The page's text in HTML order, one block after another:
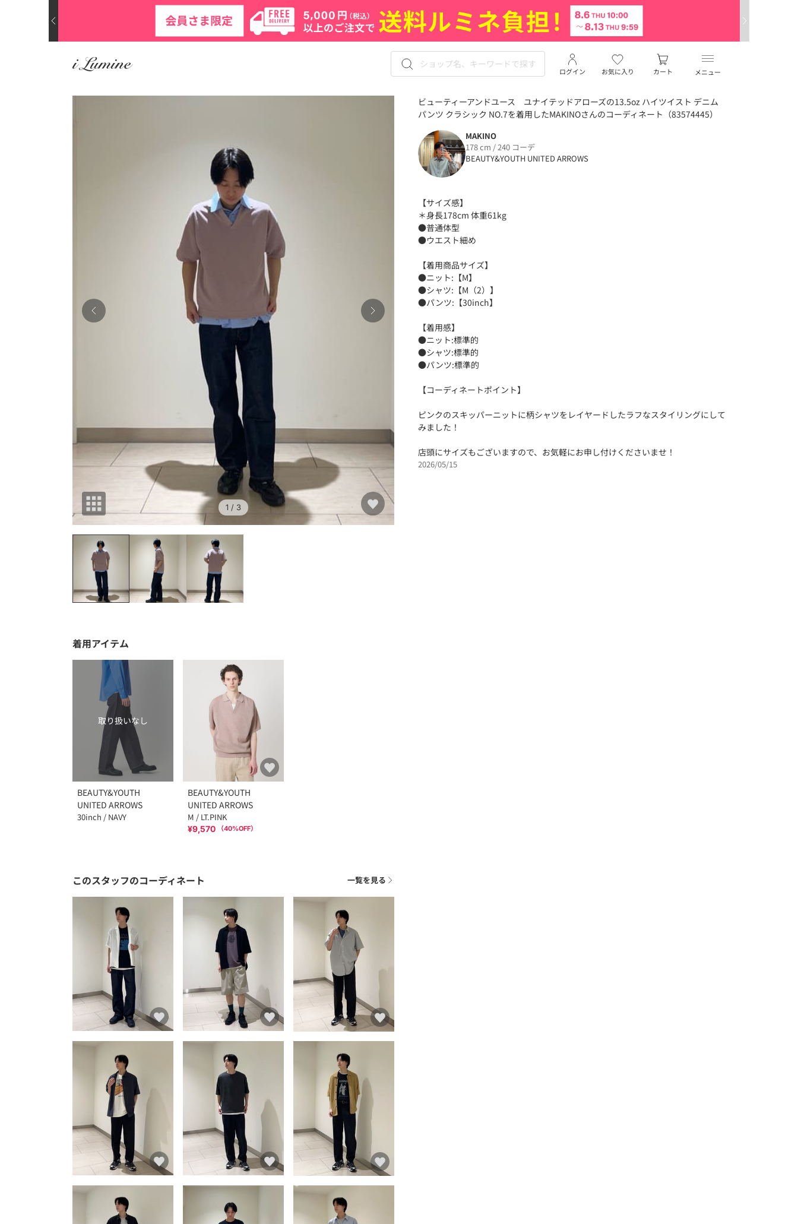
メニュー
お気に入り
ログイン カート
1 / 3
ビューティーアンドユース ユナイテッドアローズの13.5oz ハイツイスト デニム
パンツ クラシック NO.7を着用したMAKINOさんのコーディネート（83574445）
MAKINO
178 cm / 240 コーデ
BEAUTY&YOUTH UNITED ARROWS
【サイズ感】
＊身長178cm 体重61kg
●普通体型
●ウエスト細め
【着用商品サイズ】
●ニット:【M】
●シャツ:【M（2）】
●パンツ:【30inch】
【着用感】
●ニット:標準的
●シャツ:標準的
●パンツ:標準的
【コーディネートポイント】
ピンクのスキッパーニットに柄シャツをレイヤードしたラフなスタイリングにして
みました！
店頭にサイズもございますので、お気軽にお申し付けくださいませ！
2026/05/15
着用アイテム
取り扱いなし
BEAUTY&YOUTH
UNITED ARROWS
30inch / NAVY
BEAUTY&YOUTH
UNITED ARROWS
M / LT.PINK
¥9,570 （40%OFF）
このスタッフのコーディネート 一覧を見る